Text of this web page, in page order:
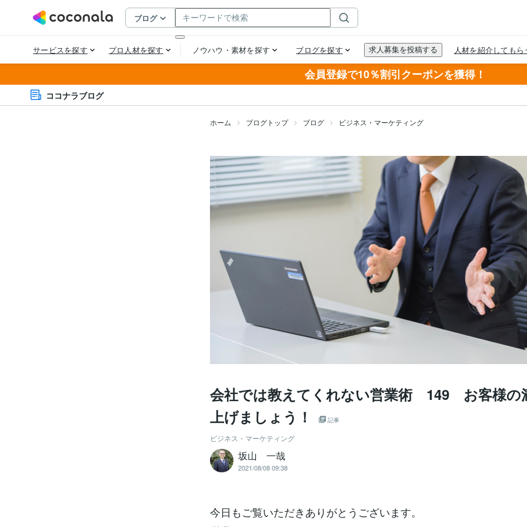
会員登録で10％割引クーポンを獲得！
ココナラブログ
ホーム ブログトップ ブログ ビジネス・マーケティング
会社では教えてくれない営業術 149 お客様の
上げましょう！
記事
ビジネス・マーケティング
坂山 一哉
2021/08/08 09:38
今日もご覧いただきありがとうございます。